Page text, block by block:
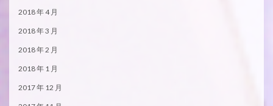
2018 年 4 月
2018 年 3 月
2018 年 2 月
2018 年 1 月
2017 年 12 月